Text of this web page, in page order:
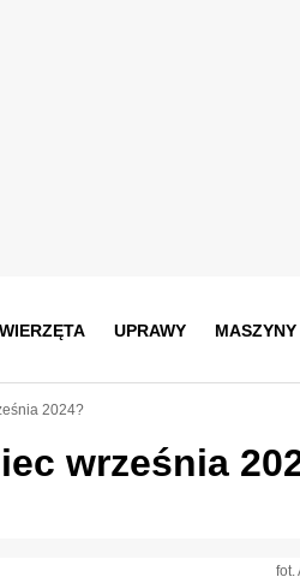
UPRAWY MASZYNY
2024?
września
fot.